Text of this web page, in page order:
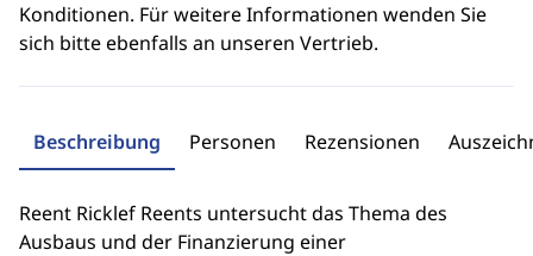
Konditionen. Für weitere Informationen wenden Sie
sich bitte ebenfalls an unseren Vertrieb.
Beschreibung Personen Rezensionen
Reent Ricklef Reents untersucht das Thema des
Ausbaus und der Finanzierung einer